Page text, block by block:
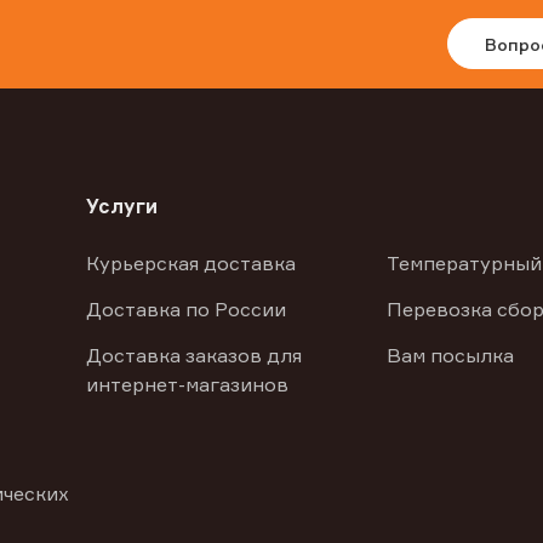
Услуги
Курьерская доставка
Доставка по России
Доставка заказов для
интернет-магазинов
Перевозка
Вам посылка